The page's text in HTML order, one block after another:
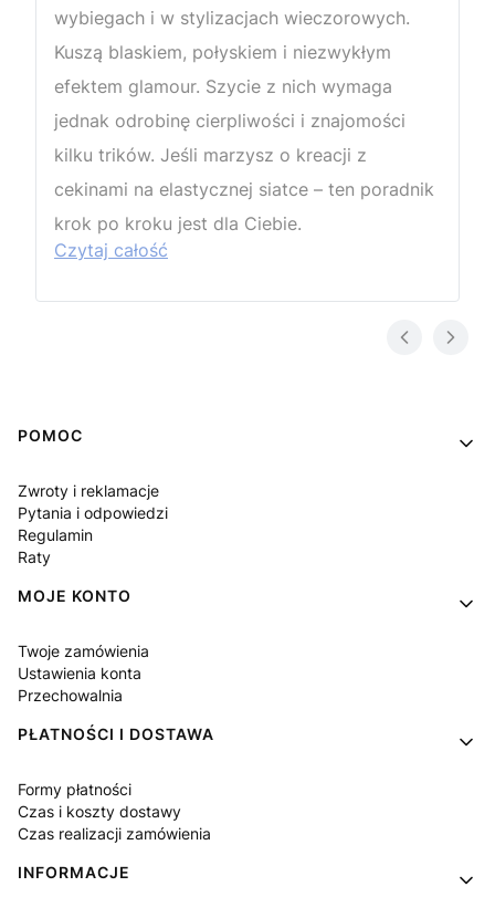
wybiegach i w stylizacjach wieczorowych.
Kuszą blaskiem, połyskiem i niezwykłym
efektem glamour. Szycie z nich wymaga
jednak odrobinę cierpliwości i znajomości
kilku trików. Jeśli marzysz o kreacji z
cekinami na elastycznej siatce – ten poradnik
krok po kroku jest dla Ciebie.
Czytaj całość
Linki w stopce
POMOC
Zwroty i reklamacje
Pytania i odpowiedzi
Regulamin
Raty
MOJE KONTO
Twoje zamówienia
Ustawienia konta
Przechowalnia
PŁATNOŚCI I DOSTAWA
Formy płatności
Czas i koszty dostawy
Czas realizacji zamówienia
INFORMACJE